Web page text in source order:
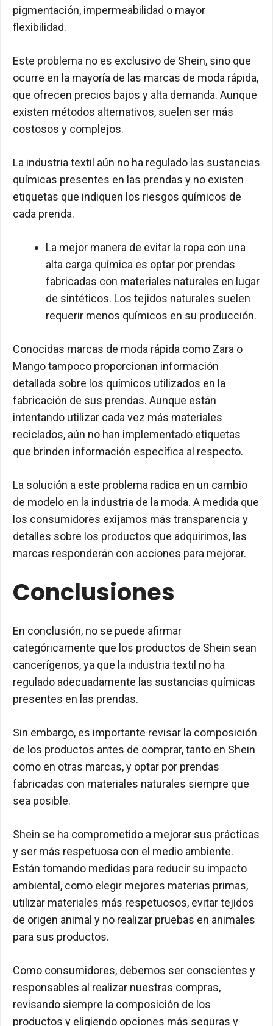
pigmentación, impermeabilidad o mayor
flexibilidad.
Este problema no es exclusivo de Shein, sino que
ocurre en la mayoría de las marcas de moda rápida,
que ofrecen precios bajos y alta demanda. Aunque
existen métodos alternativos, suelen ser más
costosos y complejos.
La industria textil aún no ha regulado las sustancias
químicas presentes en las prendas y no existen
etiquetas que indiquen los riesgos químicos de
cada prenda.
La mejor manera de evitar la ropa con una
alta carga química es optar por prendas
fabricadas con materiales naturales en lugar
de sintéticos. Los tejidos naturales suelen
requerir menos químicos en su producción.
Conocidas marcas de moda rápida como Zara o
Mango tampoco proporcionan información
detallada sobre los químicos utilizados en la
fabricación de sus prendas. Aunque están
intentando utilizar cada vez más materiales
reciclados, aún no han implementado etiquetas
que brinden información específica al respecto.
La solución a este problema radica en un cambio
de modelo en la industria de la moda. A medida que
los consumidores exijamos más transparencia y
detalles sobre los productos que adquirimos, las
marcas responderán con acciones para mejorar.
Conclusiones
En conclusión, no se puede afirmar
categóricamente que los productos de Shein sean
cancerígenos, ya que la industria textil no ha
regulado adecuadamente las sustancias químicas
presentes en las prendas.
Sin embargo, es importante revisar la composición
de los productos antes de comprar, tanto en Shein
como en otras marcas, y optar por prendas
fabricadas con materiales naturales siempre que
sea posible.
Shein se ha comprometido a mejorar sus prácticas
y ser más respetuosa con el medio ambiente.
Están tomando medidas para reducir su impacto
ambiental, como elegir mejores materias primas,
utilizar materiales más respetuosos, evitar tejidos
de origen animal y no realizar pruebas en animales
para sus productos.
Como consumidores, debemos ser conscientes y
responsables al realizar nuestras compras,
revisando siempre la composición de los
productos y eligiendo opciones más seguras y